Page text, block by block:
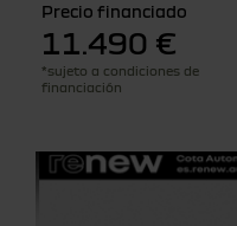
Precio financiado
11.490 €
*sujeto a condiciones de
financiación